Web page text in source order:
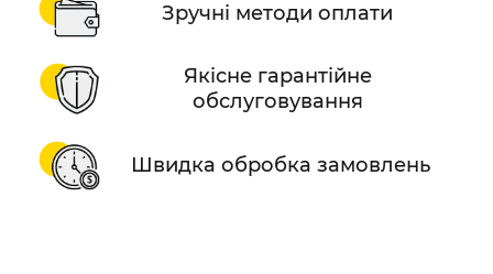
Зручні методи оплати
Якісне гарантійне
обслуговування
Швидка обробка замовлень